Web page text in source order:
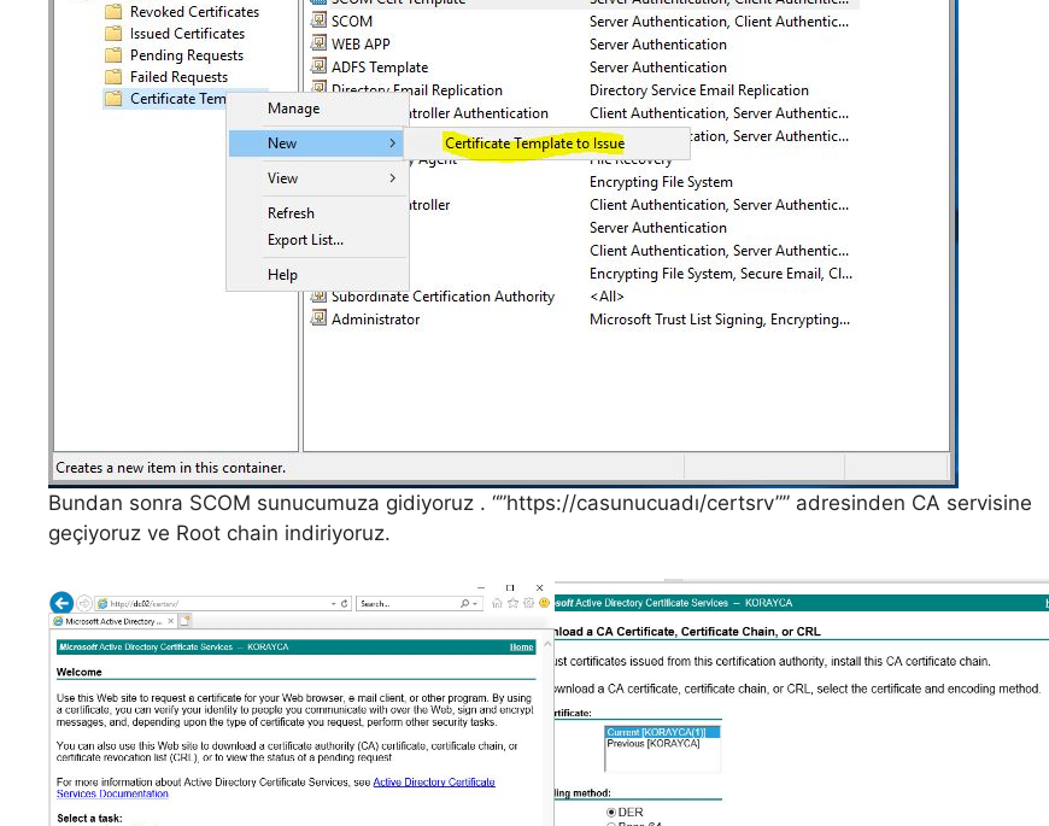
Bundan sonra SCOM sunucumuza gidiyoruz . “”https://casunucuadı/certsrv”” adresinden CA servisine
geçiyoruz ve Root chain indiriyoruz.